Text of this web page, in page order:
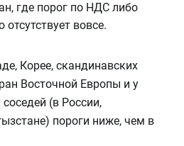
где порог по НДС либо
вовсе.
Корее, скандинавских
Восточной Европы и у
(в России,
пороги ниже, чем в